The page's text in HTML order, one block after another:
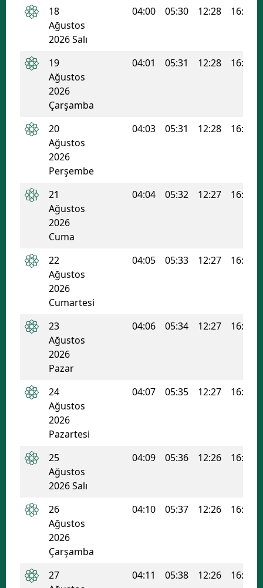
Kocaeli
Kahramanmaraş
Muş
Sakarya
Sinop
Tokat
Tunceli
18
Ağustos
2026 Salı
04:00 05:30 12:28 16:13
19
Ağustos
2026
Çarşamba
04:01 05:31 12:28 16:12
20
Ağustos
2026
Perşembe
04:03 05:31 12:28 16:12
21
Ağustos
2026
Cuma
04:04 05:32 12:27 16:11
22
Ağustos
2026
Cumartesi
04:05 05:33 12:27 16:10
23
Ağustos
2026
Pazar
04:06 05:34 12:27 16:10
24
Ağustos
2026
Pazartesi
04:07 05:35 12:27 16:09
25
Ağustos
2026 Salı
04:09 05:36 12:26 16:08
26
Ağustos
2026
Çarşamba
04:10 05:37 12:26 16:08
27
04:11 05:38 12:26 16:07